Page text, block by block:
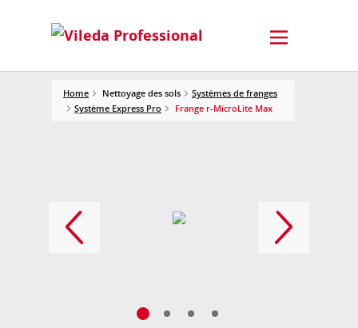
Home Nettoyage des sols
Systèmes de franges
Système Express Pro
Frange r-MicroLite Max